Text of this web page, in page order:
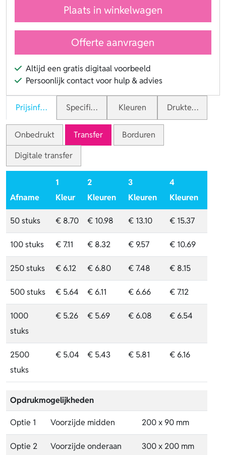
Plaats in winkelwagen
Offerte aanvragen
Altijd een gratis digitaal voorbeeld
Persoonlijk contact voor hulp & advies
PrijsinformatieSpecificaties Kleuren Druktechnieken
Onbedrukt Transfer
Borduren
Digitale transfer
Afname
1
Kleur
2
Kleuren
3
Kleuren
4
Kleuren
50 stuks € 8.70 € 10.98 € 13.10 € 15.37
100 stuks € 7.11 € 8.32 € 9.57 € 10.69
250 stuks € 6.12 € 6.80 € 7.48 € 8.15
500 stuks € 5.64 € 6.11 € 6.66 € 7.12
1000
stuks
€ 5.26 € 5.69 € 6.08 € 6.54
2500
stuks
€ 5.04 € 5.43 € 5.81 € 6.16
Opdrukmogelijkheden
Optie 1 Voorzijde midden 200 x 90 mm
Optie 2 Voorzijde onderaan 300 x 200 mm